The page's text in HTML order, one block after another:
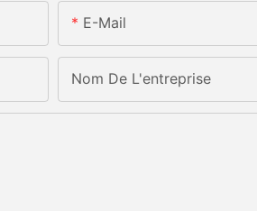
E-Mail
Nom De L'entreprise